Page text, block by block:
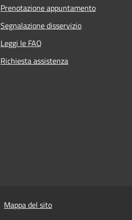
Prenotazione appuntamento
Segnalazione disservizio
Leggi le FAQ
Richiesta assistenza
Mappa del sito